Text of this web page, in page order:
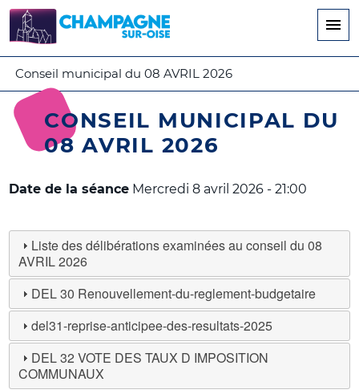
principal
Conseil municipal du 08 AVRIL 2026
CONSEIL MUNICIPAL DU
08 AVRIL 2026
Date de la séance Mercredi 8 avril 2026 - 21:00
Liste des délibérations examinées au conseil du 08
AVRIL 2026
DEL 30 Renouvellement-du-reglement-budgetaire
del31-reprise-anticipee-des-resultats-2025
DEL 32 VOTE DES TAUX D IMPOSITION
COMMUNAUX